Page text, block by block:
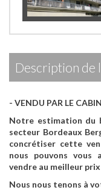
description
- VENDU PAR LE
Notre estimation du
secteur Bordeaux
concrétiser cette
nous pouvons
vendre au meilleur
Nous nous tenons à